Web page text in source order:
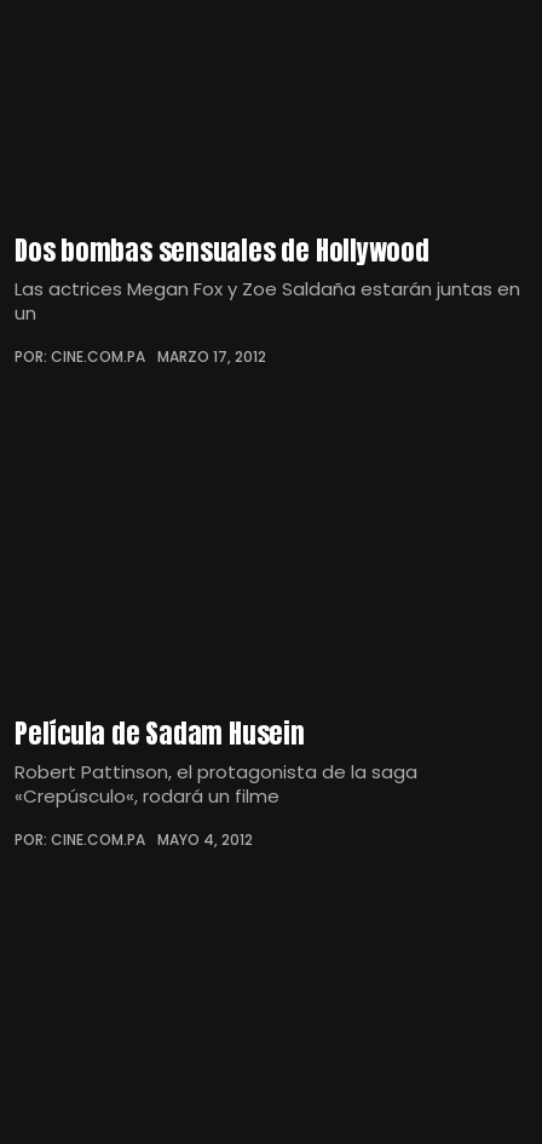
Dos bombas sensuales de Hollywood
Las actrices Megan Fox y Zoe Saldaña estarán juntas en
un
POR: CINE.COM.PA MARZO 17, 2012
Película de Sadam Husein
Robert Pattinson, el protagonista de la saga
«Crepúsculo«, rodará un filme
POR: CINE.COM.PA MAYO 4, 2012